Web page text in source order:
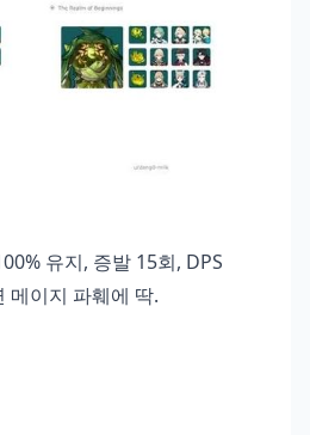
유지, 증발 15회, DPS
메이지 파훼에 딱.